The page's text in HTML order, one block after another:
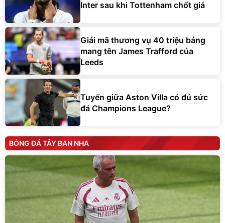
Inter sau khi Tottenham chốt giá
Giải mã thương vụ 40 triệu bảng
mang tên James Trafford của
Leeds
Tuyến giữa Aston Villa có đủ sức
đá Champions League?
BÓNG ĐÁ TÂY BAN NHA